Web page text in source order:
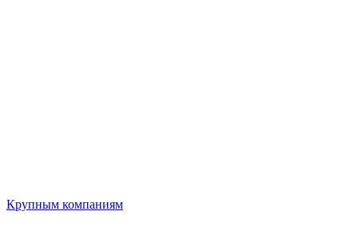
Крупным компаниям